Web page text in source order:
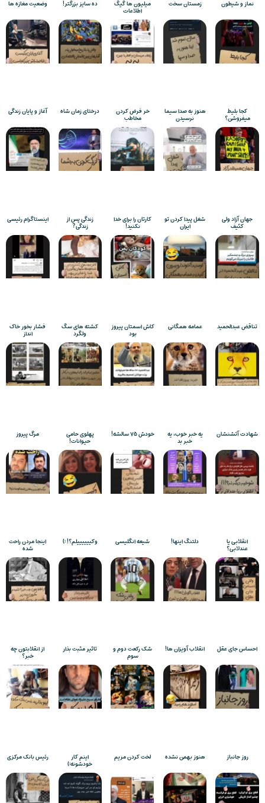
نماز و شیطون زمستان سخت میلیون ها گیگ
اطلاعات
ده سایز بزرگتر! وضعیت مغازه ها
کجا بلیط
میفروشن؟
هنوز به صدا سیما
نرسیدن
خر فرض کردن
مخاطب
درختای زمان شاه آغاز و پایان زندگی
جهان آزاد ولی
کثیف
شغل پیدا کردن تو
ایران
کارتان را برای خدا
نکنید!
زندگی پس از
زندگی?
اینستاگرام رئیسی
تناقض عبدالحمید عمامه همگانی کاش اسمتان پیروز
بود
کشته های سگ
ولگرد
فشار بخور خاک
انداز
شهادت آتشنشان یه خبر خوب، یه
خبر بد
خودش ۷۵ سالشه! پهلوی حامی
حیوانات!
مرگ پیروز
انقلابی یا
عندلابی؟
دلتنگ اینها! شیعه انگلیسی وکییییییلم؟! :) اینجا مردن راحت
شده
احساس جای عقل انقلاب آویزان ها! شک رکعت دوم و
سوم
تاثیر مثبت بذار از انقلابتون چه
خبر؟
روز جانباز هنوز بهمن نشده لخت کردن مریم اینم کار
خودشونه:)
رئیس بانک مرکزی